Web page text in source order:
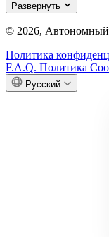
Развернуть
© 2026, Автономный
Политика
F.A.Q. Политика
Русский